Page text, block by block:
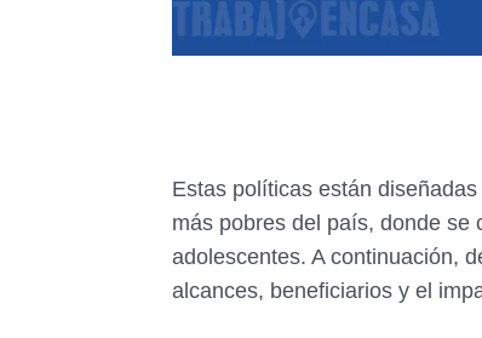
Estas políticas están
más pobres del país, donde se
adolescentes. A continuación,
alcances, beneficiarios y el